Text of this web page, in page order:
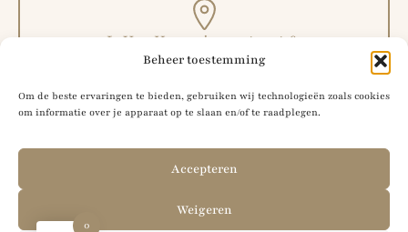
Beheer toestemming
Om de beste ervaringen te bieden, gebruiken wij technologieën zoals cookies
om informatie over je apparaat op te slaan en/of te raadplegen.
Accepteren
Weigeren
L. Van Hoeymissenstraat 6,
Malderen, België
0